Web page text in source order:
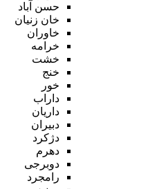
حسن آباد
خان زنیان
خاوران
خرامه
خشت
خنج
خور
داراب
داریان
دبیران
دژکرد
دهرم
دوبرجی
رامجرد